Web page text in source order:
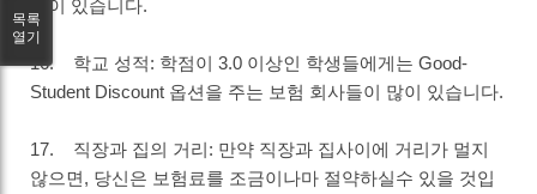
관이 있습니다.
16. 학교 성적: 학점이 3.0 이상인 학생들에게는 Good-
Student Discount 옵션을 주는 보험 회사들이 많이 있습니다.
17. 직장과 집의 거리: 만약 직장과 집사이에 거리가 멀지
않으면, 당신은 보험료를 조금이나마 절약하실수 있을 것입
목록
열기